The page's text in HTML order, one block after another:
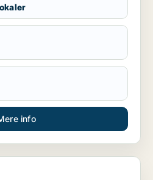
info
produktionslokaler til salg i